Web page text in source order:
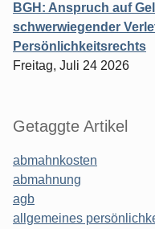
BGH: Anspruch auf
schwerwiegender
Persönlichkeitsrechts
Freitag, Juli 24 2026
Getaggte Artikel
abmahnkosten
abmahnung
agb
allgemeines